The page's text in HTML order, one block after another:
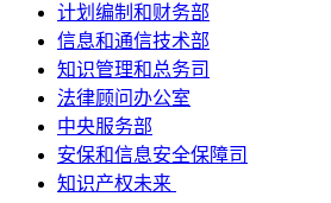
计划编制和财务部
信息和通信技术部
知识管理和总务司
法律顾问办公室
中央服务部
安保和信息安全保障司
知识产权未来